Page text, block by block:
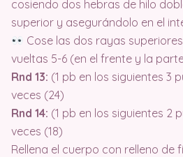
cosiendo dos hebras de hilo
superior y asegurándolo en el
Cose las dos rayas
vueltas 5-6 (en el frente y la
Rnd 13: (1 pb en los siguientes 3
veces (24)
Rnd 14: (1 pb en los siguientes 2
veces (18)
Rellena el cuerpo con relleno de